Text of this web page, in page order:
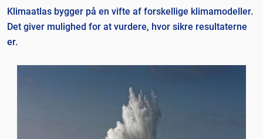
Klimaatlas bygger på en vifte af forskellige klimamodeller.
Det giver mulighed for at vurdere, hvor sikre resultaterne
er.